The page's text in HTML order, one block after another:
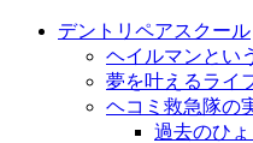
デントリペアスクール
ヘイルマンとい
夢を叶えるライ
ヘコミ救急隊の
過去のひ